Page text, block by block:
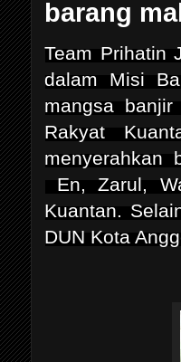
barang
Team Prihatin
dalam Misi
mangsa
Rakyat
menyerahkan
En, Zarul,
Kuantan.
DUN Kota